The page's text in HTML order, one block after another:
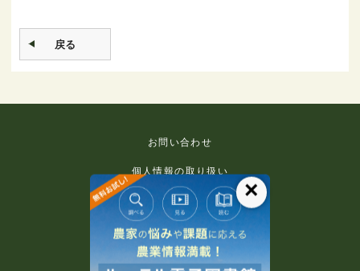
戻る
お問い合わせ
個人情報の取り扱い
免責事項
利用規約
推奨環境
×